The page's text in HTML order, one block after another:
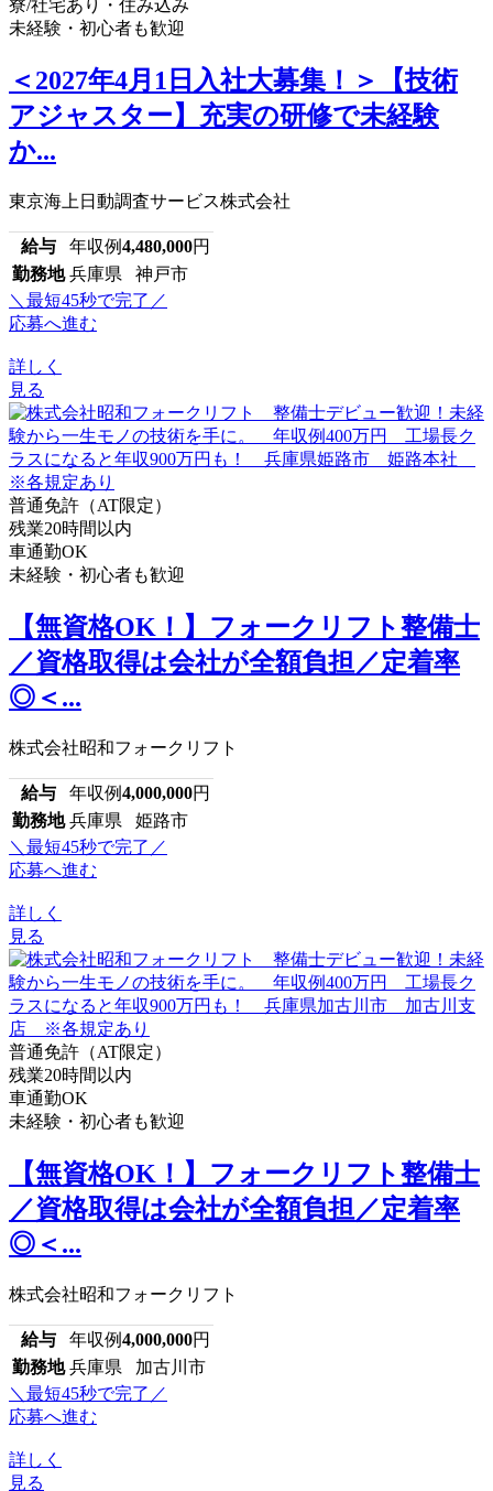
寮/社宅あり・住み込み
未経験・初心者も歓迎
＜2027年4月1日入社大募集！＞【技術
アジャスター】充実の研修で未経験
か...
東京海上日動調査サービス株式会社
給与 年収例4,480,000円
勤務地 兵庫県 神戸市
＼最短45秒で完了／
応募へ進む
詳しく
見る
普通免許（AT限定）
残業20時間以内
車通勤OK
未経験・初心者も歓迎
【無資格OK！】フォークリフト整備士
／資格取得は会社が全額負担／定着率
◎＜...
株式会社昭和フォークリフト
給与 年収例4,000,000円
勤務地 兵庫県 姫路市
＼最短45秒で完了／
応募へ進む
詳しく
見る
普通免許（AT限定）
残業20時間以内
車通勤OK
未経験・初心者も歓迎
【無資格OK！】フォークリフト整備士
／資格取得は会社が全額負担／定着率
◎＜...
株式会社昭和フォークリフト
給与 年収例4,000,000円
勤務地 兵庫県 加古川市
＼最短45秒で完了／
応募へ進む
詳しく
見る